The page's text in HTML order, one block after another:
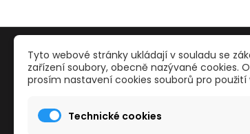
PRODUKTY
Reklamace a odstoupení od smlouvy
Nové zboží
Tyto webové stránky ukládají v souladu se
zařízení soubory, obecně nazývané cookies.
prosím nastavení cookies souborů pro použití
Technické cookies